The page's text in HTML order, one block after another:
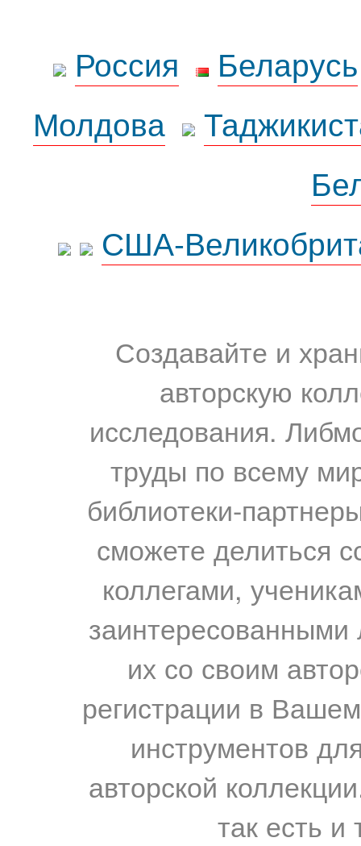
Россия
Беларусь
Молдова
США-
Создавайте и
авторскую
исследования.
труды по всему
библиотеки-
сможете делиться
коллегами,
их со своим
регистрации в
инструментов
авторской
так есть и